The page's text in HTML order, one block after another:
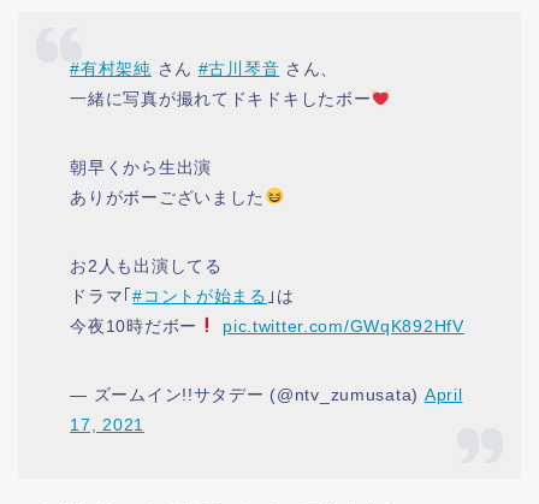
#有村架純 さん #古川琴音 さん、
一緒に写真が撮れてドキドキしたボー
朝早くから生出演
ありがボーございました
お2人も出演してる
ドラマ｢#コントが始まる ｣は
今夜10時だボー
pic.twitter.com/GWqK892HfV
— ズームイン!!サタデー (@ntv_zumusata) April
17, 2021